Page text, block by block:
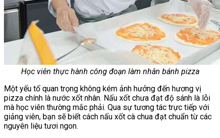
Học viên thực hành công đoạn làm nhân bánh pizza
Một yếu tố quan trọng không kém ảnh hưởng đến hương vị
pizza chính là nước xốt nhân. Nấu xốt chưa đạt độ sánh là lỗi
mà học viên thường mắc phải. Qua sự tương tác trực tiếp với
giảng viên, bạn sẽ biết cách nấu xốt cà chua đạt chuẩn từ các
nguyên liệu tươi ngon.